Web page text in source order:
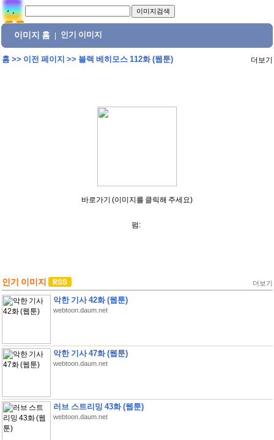
이미지 홈 인기 이미지
홈>> 이전 페이지 >> 블랙 베히모스 112화 (웹툰) 더보기
바로가기 (이미지를 클릭해 주세요)
펌:
인기 이미지 더보기
악한 기사 42화 (웹툰)
webtoon.daum.net
악한 기사 47화 (웹툰)
webtoon.daum.net
러브 스트리밍 43화 (웹툰)
webtoon.daum.net